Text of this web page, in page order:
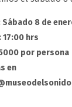
Sábado 8 de
17:00 hrs
por persona
en